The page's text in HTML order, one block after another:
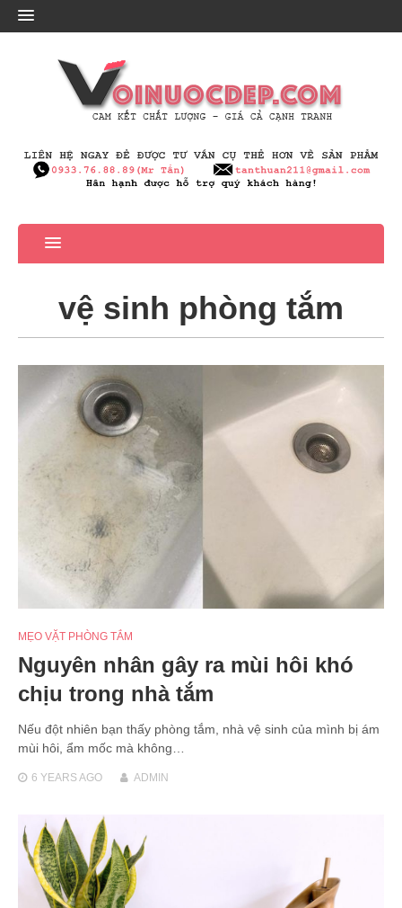
vệ sinh phòng tắm
MẸO VẶT PHÒNG TẮM
Nguyên nhân gây ra mùi hôi khó
chịu trong nhà tắm
Nếu đột nhiên bạn thấy phòng tắm, nhà vệ sinh của mình bị ám
mùi hôi, ẩm mốc mà không…
6 YEARSAGO ADMIN